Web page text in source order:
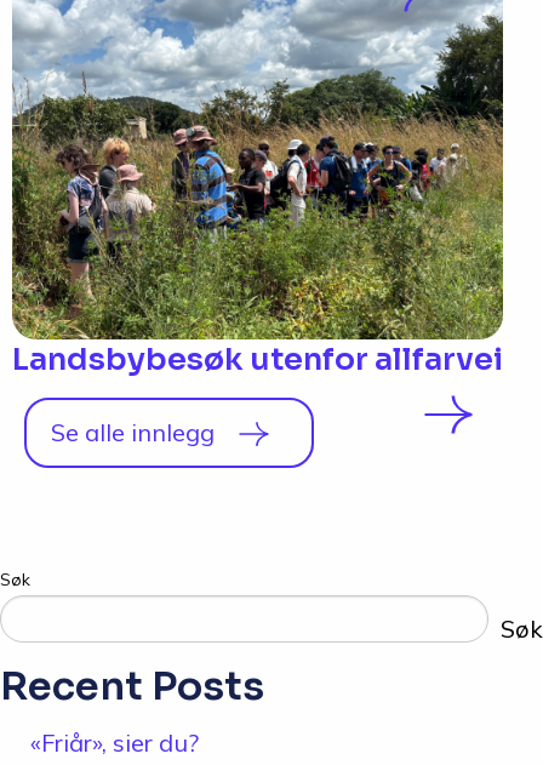
Landsbybesøk utenfor allfarvei
Se alle innlegg
Søk
Søk
Recent Posts
«Friår», sier du?